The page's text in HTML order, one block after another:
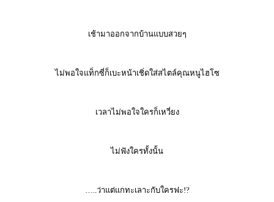
เช้ามาออกจากบ้านแบบสวยๆ
ไม่พอใจแท็กซี่ก็เบะหน้าเชิ่ดใส่สไตล์คุณหนูไฮโซ
เวลาไม่พอใจใครก็เหวี่ยง
ไม่ฟังใครทั้งนั้น
…..ว่าแต่แกทะเลาะกับใครฟะ!?